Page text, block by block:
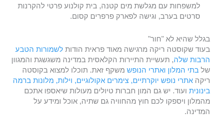
למשפחות עם מגלשת מים קטנה, בית קולנוע פרטי להקרנות
סרטים בערב, וגישה לפארק פרפרים קסום.
בגלל שהיא לא "חור"
בעוד שקוסטה ריקה מרגישה מאוד פראית הודותלשמורות הטבע
הרבות שלה, תעשיית התיירות הקלאסית במדינה משגשגת והמגוון
של בתי המלון ואתרי הנופש משקף זאת. תוכלו למצוא בקוסטה
ריקהאתרי נופש יוקרתיים, צימרים אקולוגיים, וילות, מלונות ברמה
בינונית ועוד. יש גם המון חברות טיולים מעולות שיאספו אתכם
מהמלון ויספקו לכם חוץ מהחוויה גם שתיה, אוכל ומידע על
המדינה.